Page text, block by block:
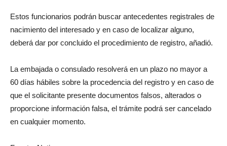
Estos funcionarios podrán buscar antecedentes registrales de
nacimiento del interesado y en caso de localizar alguno,
deberá dar por concluido el procedimiento de registro, añadió.
La embajada o consulado resolverá en un plazo no mayor a
60 días hábiles sobre la procedencia del registro y en caso de
que el solicitante presente documentos falsos, alterados o
proporcione información falsa, el trámite podrá ser cancelado
en cualquier momento.